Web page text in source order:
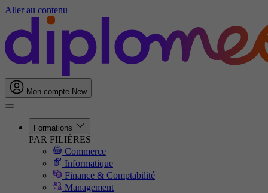
Aller au contenu
Mon compte New
Formations
PAR FILIÈRES
Commerce
Informatique
Finance & Comptabilité
Management